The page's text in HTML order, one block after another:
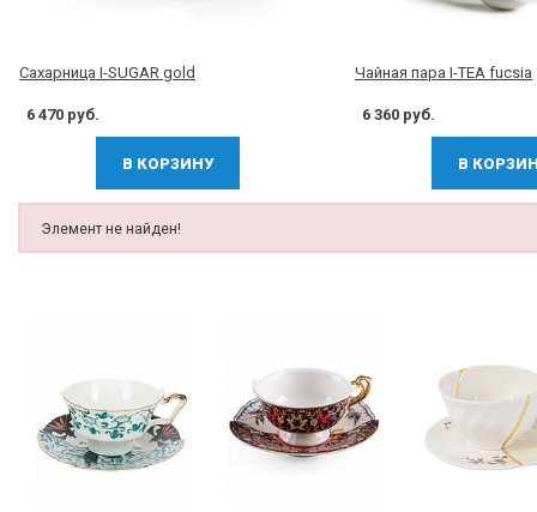
Сахарница I-SUGAR gold
6 470 руб.
В КОРЗИНУ
Чайная пара I-TEA fucsia
6 360 руб.
В
Элемент не найден!